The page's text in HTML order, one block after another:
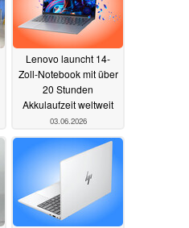
Lenovo launcht 14-
Zoll-Notebook mit über
20 Stunden
Akkulaufzeit weltweit
03.06.2026